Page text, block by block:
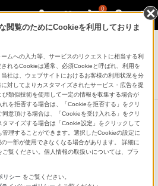
0
次の特長へ
1台、撮影が楽しくな
閲覧のためにCookieを利用しておりま
ムへの入力等、サービスのリクエストに相当する利
れるCookieは通常、必須Cookieと呼ばれ、利用を
社は、ウェブサイトにおけるお客様の利用状況を分
対してよりカスタマイズされたサービス・広告を提
類似技術を使用して一定の情報を収集する場合が
を拒否する場合は、「Cookieを拒否する」をクリ
意頂ける場合は、「Cookieを受け入れる」をクリ
マイズする場合は「Cookie設定」をクリックして
理することができます。選択したCookieの設定に
一部が使用できなくなる場合があります。 詳細に
覧ください。個人情報の取扱いについては、プラ
リシー をご覧ください。